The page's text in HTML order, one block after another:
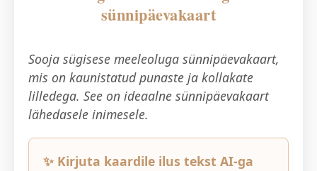
sünnipäevakaart
Sooja sügisese meeleoluga sünnipäevakaart,
mis on kaunistatud punaste ja kollakate
lilledega. See on ideaalne sünnipäevakaart
lähedasele inimesele.
✨ Kirjuta kaardile ilus tekst AI-ga